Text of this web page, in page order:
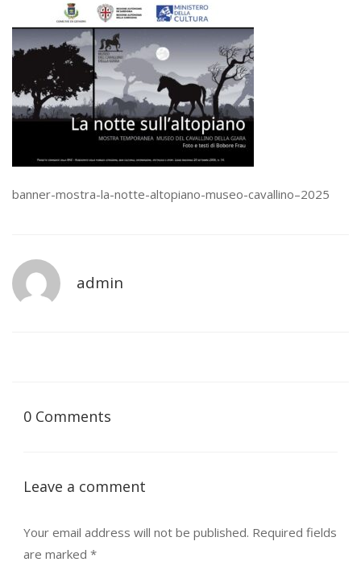
banner-mostra-la-notte-altopiano-museo-cavallino–2025
admin
0 Comments
Leave a comment
Your email address will not be published. Required fields
are marked*